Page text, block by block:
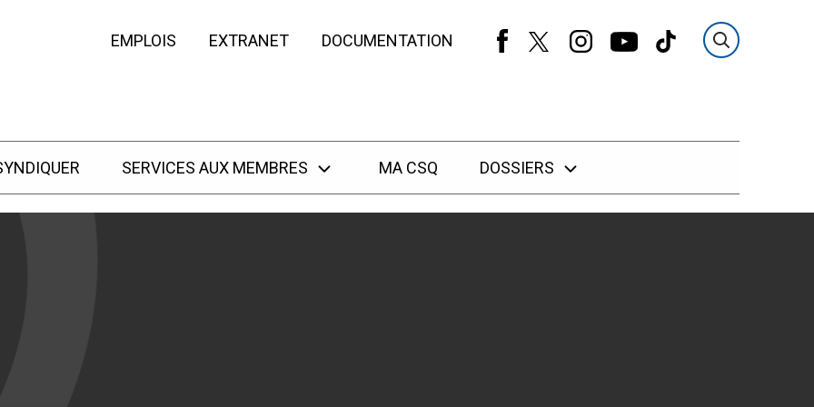
EMPLOIS EXTRANET DOCUMENTATION
SERVICES AUX MEMBRES MA CSQ DOSSIERS